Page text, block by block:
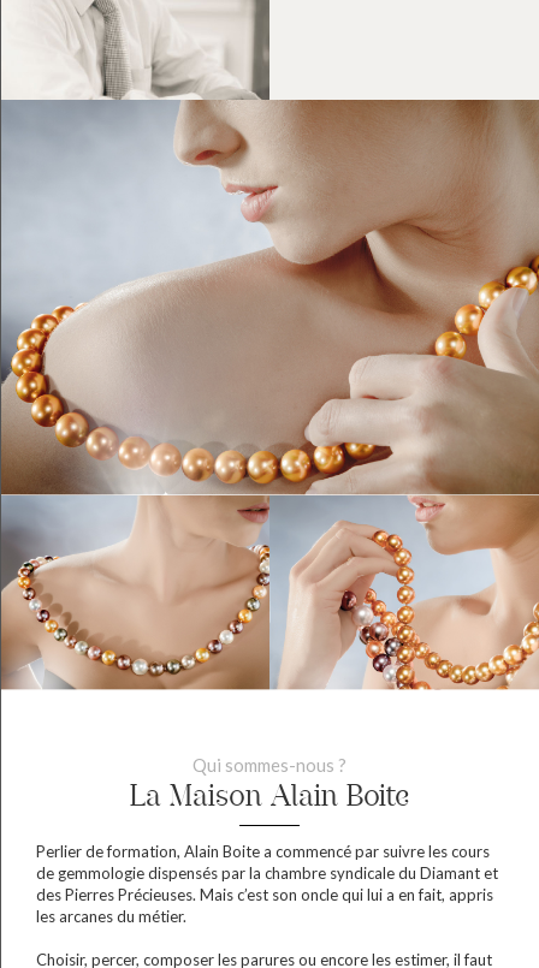
Qui sommes-nous ?
La Maison Alain Boite
Perlier de formation, Alain Boite a commencé par suivre les cours
de gemmologie dispensés par la chambre syndicale du Diamant et
des Pierres Précieuses. Mais c’est son oncle qui lui a en fait, appris
les arcanes du métier.
Choisir, percer, composer les parures ou encore les estimer, il faut